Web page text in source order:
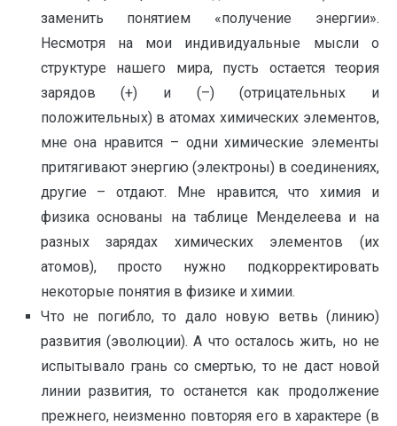
заменить понятием «получение энергии».
Несмотря на мои индивидуальные мысли о
структуре нашего мира, пусть остается теория
зарядов (+) и (–) (отрицательных и
положительных) в атомах химических элементов,
мне она нравится – одни химические элементы
притягивают энергию (электроны) в соединениях,
другие – отдают. Мне нравится, что химия и
физика основаны на таблице Менделеева и на
разных зарядах химических элементов (их
атомов), просто нужно подкорректировать
некоторые понятия в физике и химии.
Что не погибло, то дало новую ветвь (линию)
развития (эволюции). А что осталось жить, но не
испытывало грань со смертью, то не даст новой
линии развития, то останется как продолжение
прежнего, неизменно повторяя его в характере (в